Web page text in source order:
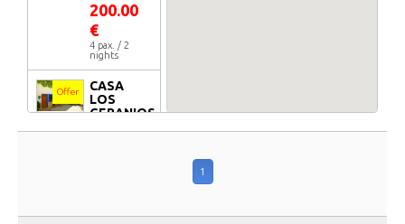
200.00
€
4 pax. / 2
nights
Offer
CASA
LOS
GERANIOS
70 17 14
1